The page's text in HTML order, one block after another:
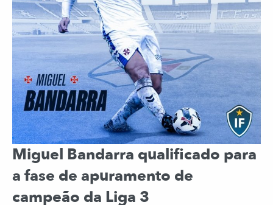
Miguel Bandarra qualificado para
a fase de apuramento de
campeão da Liga 3